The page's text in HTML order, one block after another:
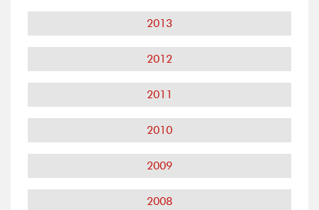
2013
2012
2011
2010
2009
2008